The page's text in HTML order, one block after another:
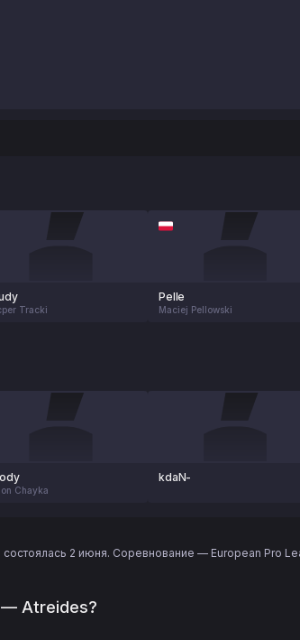
Tracki
Pelle
Maciej Pellowski
Chayka
kdaN-
2 июня. Соревнование — European Pro
— Atreides?